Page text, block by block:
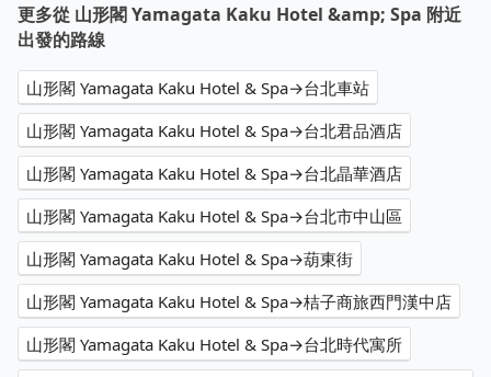
更多從 山形閣 Yamagata Kaku Hotel &amp; Spa 附近
出發的路線
山形閣 Yamagata Kaku Hotel & Spa→台北車站
山形閣 Yamagata Kaku Hotel & Spa→台北君品酒店
山形閣 Yamagata Kaku Hotel & Spa→台北晶華酒店
山形閣 Yamagata Kaku Hotel & Spa→台北市中山區
山形閣 Yamagata Kaku Hotel & Spa→葫東街
山形閣 Yamagata Kaku Hotel & Spa→桔子商旅西門漢中店
山形閣 Yamagata Kaku Hotel & Spa→台北時代寓所